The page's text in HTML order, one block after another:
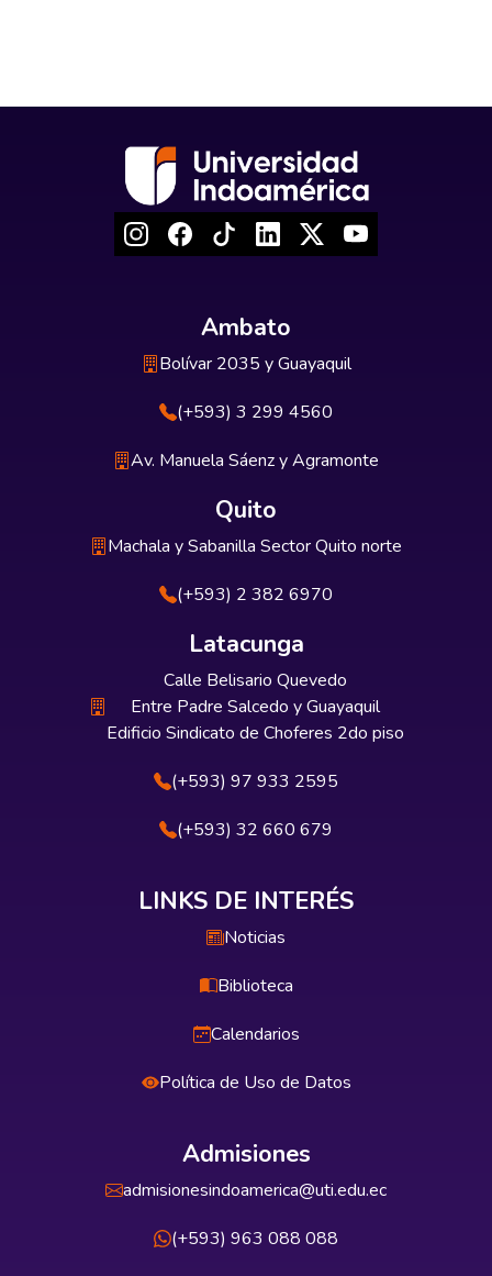
Ambato
Bolívar 2035 y Guayaquil
(+593) 3 299 4560
Av. Manuela Sáenz y Agramonte
Quito
Machala y Sabanilla Sector Quito norte
(+593) 2 382 6970
Latacunga
Calle Belisario Quevedo
Entre Padre Salcedo y Guayaquil
Edificio Sindicato de Choferes 2do piso
(+593) 97 933 2595
(+593) 32 660 679
LINKS DE INTERÉS
Noticias
Biblioteca
Calendarios
Política de Uso de Datos
Admisiones
admisionesindoamerica@uti.edu.ec
(+593) 963 088 088